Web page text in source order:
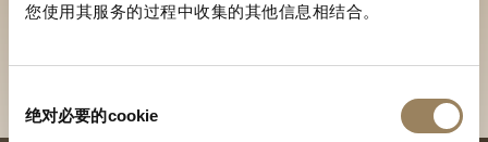
您使用其服务的过程中收集的其他信息相结合。
绝对必要的cookie
於專賣店探索品牌系列作品
尋找專賣店